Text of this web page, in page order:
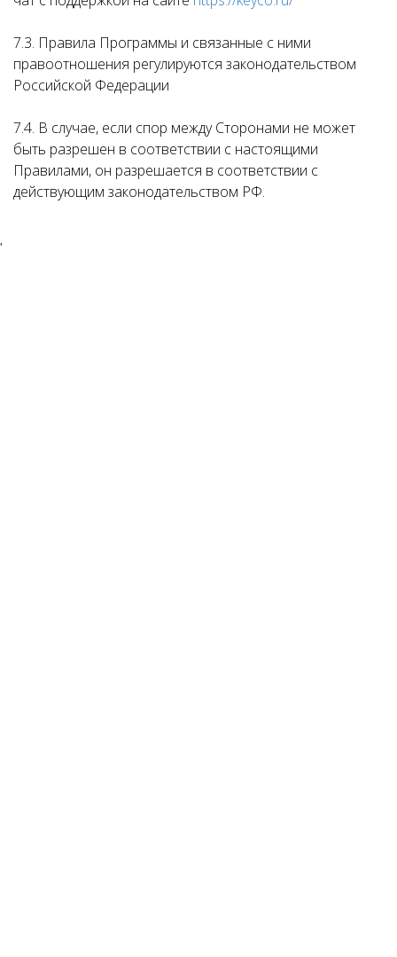
7.3. Правила Программы и связанные с ними
правоотношения регулируются законодательством
Российской Федерации
7.4. В случае, если спор между Сторонами не может
быть разрешен в соответствии с настоящими
Правилами, он разрешается в соответствии с
действующим законодательством РФ.
'